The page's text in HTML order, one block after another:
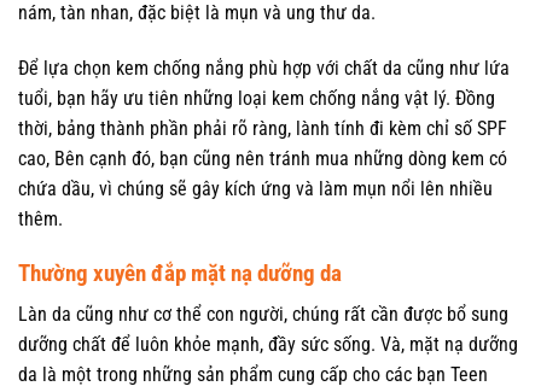
nám, tàn nhan, đặc biệt là mụn và ung thư da.
Để lựa chọn kem chống nắng phù hợp với chất da cũng như lứa
tuổi, bạn hãy ưu tiên những loại kem chống nắng vật lý. Đồng
thời, bảng thành phần phải rõ ràng, lành tính đi kèm chỉ số SPF
cao, Bên cạnh đó, bạn cũng nên tránh mua những dòng kem có
chứa dầu, vì chúng sẽ gây kích ứng và làm mụn nổi lên nhiều
thêm.
Thường xuyên đắp mặt nạ dưỡng da
Làn da cũng như cơ thể con người, chúng rất cần được bổ sung
dưỡng chất để luôn khỏe mạnh, đầy sức sống. Và, mặt nạ dưỡng
da là một trong những sản phẩm cung cấp cho các bạn Teen